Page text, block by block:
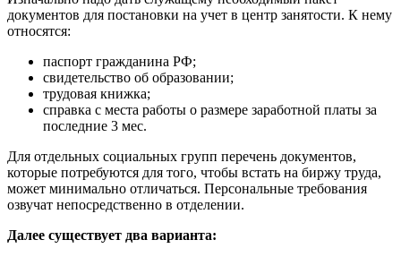
документов для постановки на учет в центр занятости. К нему
относятся:
паспорт гражданина РФ;
свидетельство об образовании;
трудовая книжка;
справка с места работы о размере заработной платы за
последние 3 мес.
Для отдельных социальных групп перечень документов,
которые потребуются для того, чтобы встать на биржу труда,
может минимально отличаться. Персональные требования
озвучат непосредственно в отделении.
Далее существует два варианта: